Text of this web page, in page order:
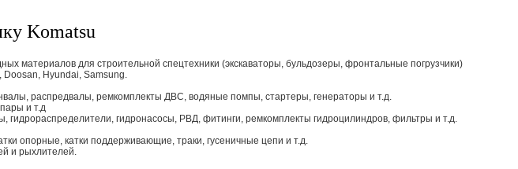
Komatsu
материалов для строительной спецтехники (экскаваторы, бульдозеры, фронтальные погрузчики)
Doosan, Hyundai, Samsung.
распредвалы, ремкомплекты ДВС, водяные помпы, стартеры, генераторы и т.д.
и т.д
гидрораспределители, гидронасосы, РВД, фитинги, ремкомплекты гидроцилиндров, фильтры и т.д.
опорные, катки поддерживающие, траки, гусеничные цепи и т.д.
и рыхлителей.